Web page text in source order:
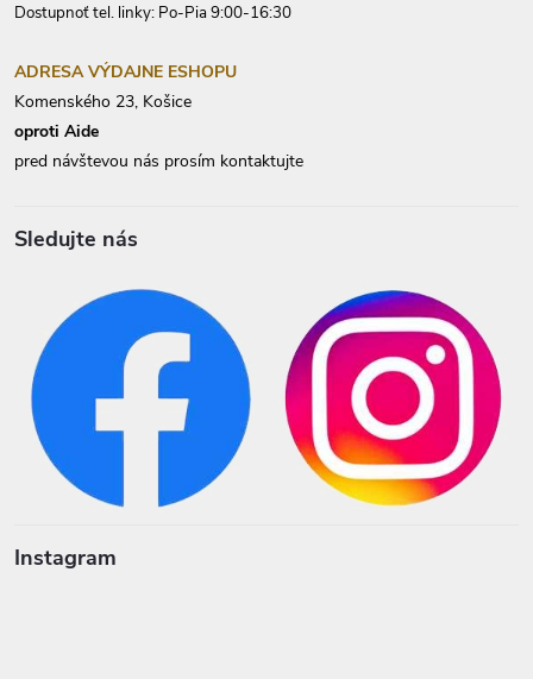
Dostupnoť tel. linky: Po-Pia 9:00-16:30
ADRESA VÝDAJNE ESHOPU
Komenského 23, Košice
oproti Aide
pred návštevou nás prosím kontaktujte
Sledujte nás
Instagram